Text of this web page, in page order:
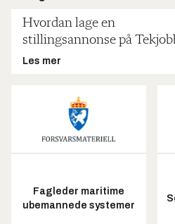
Hvordan lage en
stillingsannonse på
Les mer
Fagleder maritime
ubemannede systemer